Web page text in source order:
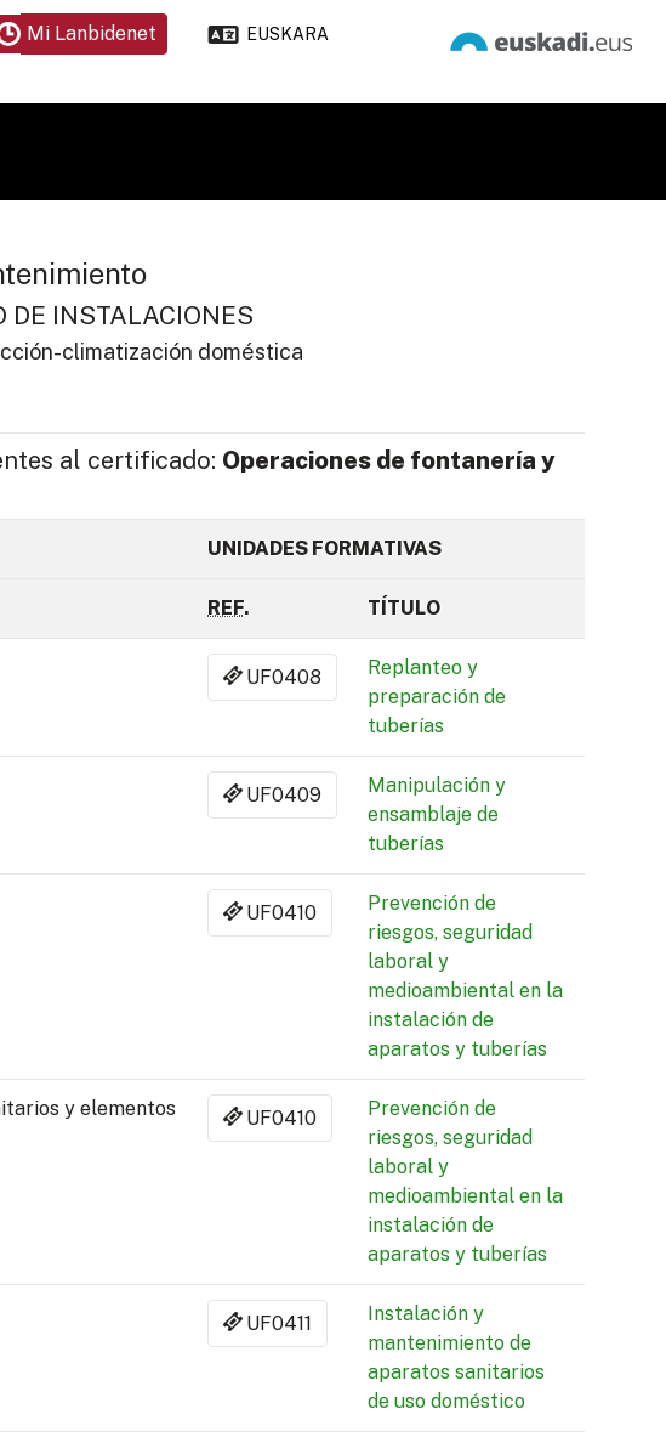
Mi Lanbidenet EUSKARA
DE INSTALACIONES
climatización doméstica
al certificado: Operaciones de fontanería y
UNIDADES FORMATIVAS
REF. TÍTULO
UF0408
Replanteo y
preparación de
tuberías
UF0409
Manipulación y
ensamblaje de
tuberías
UF0410
Prevención de
riesgos, seguridad
laboral y
medioambiental en la
instalación de
aparatos y tuberías
y elementos
UF0410
Prevención de
riesgos, seguridad
laboral y
medioambiental en la
instalación de
aparatos y tuberías
UF0411
Instalación y
mantenimiento de
aparatos sanitarios
de uso doméstico